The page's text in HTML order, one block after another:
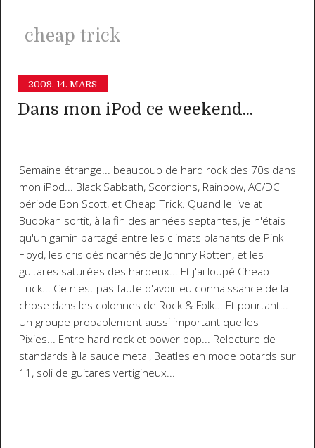
cheap trick
2009. 14. MARS
Dans mon iPod ce weekend...
Semaine étrange... beaucoup de hard rock des 70s dans
mon iPod... Black Sabbath, Scorpions, Rainbow, AC/DC
période Bon Scott, et Cheap Trick. Quand le live at
Budokan sortit, à la fin des années septantes, je n'étais
qu'un gamin partagé entre les climats planants de Pink
Floyd, les cris désincarnés de Johnny Rotten, et les
guitares saturées des hardeux... Et j'ai loupé Cheap
Trick... Ce n'est pas faute d'avoir eu connaissance de la
chose dans les colonnes de Rock & Folk... Et pourtant...
Un groupe probablement aussi important que les
Pixies... Entre hard rock et power pop... Relecture de
standards à la sauce metal, Beatles en mode potards sur
11, soli de guitares vertigineux...